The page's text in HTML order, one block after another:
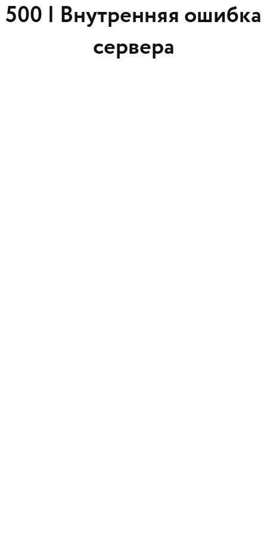
500 | Внутренняя ошибка
сервера